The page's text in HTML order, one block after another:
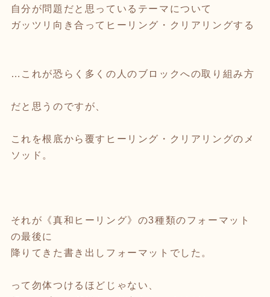
自分が問題だと思っているテーマについて
ガッツリ向き合ってヒーリング・クリアリングする
…これが恐らく多くの人のブロックへの取り組み方
だと思うのですが、
これを根底から覆すヒーリング・クリアリングのメ
ソッド。
それが《真和ヒーリング》の3種類のフォーマット
の最後に
降りてきた書き出しフォーマットでした。
って勿体つけるほどじゃない、